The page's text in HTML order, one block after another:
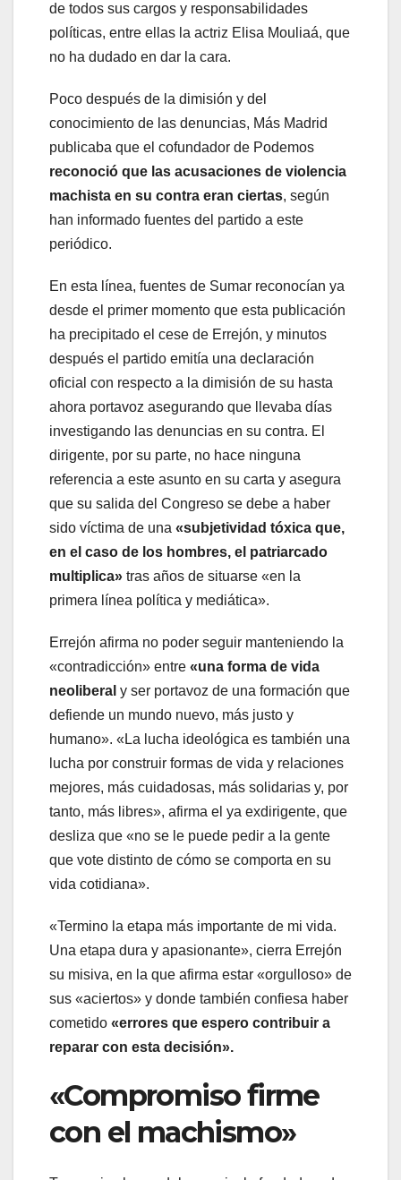
de todos sus cargos y responsabilidades
políticas, entre ellas la actriz Elisa Mouliaá, que
no ha dudado en dar la cara.
Poco después de la dimisión y del
conocimiento de las denuncias, Más Madrid
publicaba que el cofundador de Podemos
reconoció que las acusaciones de violencia
machista en su contra eran ciertas, según
han informado fuentes del partido a este
periódico.
En esta línea, fuentes de Sumar reconocían ya
desde el primer momento que esta publicación
ha precipitado el cese de Errejón, y minutos
después el partido emitía una declaración
oficial con respecto a la dimisión de su hasta
ahora portavoz asegurando que llevaba días
investigando las denuncias en su contra. El
dirigente, por su parte, no hace ninguna
referencia a este asunto en su carta y asegura
que su salida del Congreso se debe a haber
sido víctima de una «subjetividad tóxica que,
en el caso de los hombres, el patriarcado
multiplica» tras años de situarse «en la
primera línea política y mediática».
Errejón afirma no poder seguir manteniendo la
«contradicción» entre «una forma de vida
neoliberal y ser portavoz de una formación que
defiende un mundo nuevo, más justo y
humano». «La lucha ideológica es también una
lucha por construir formas de vida y relaciones
mejores, más cuidadosas, más solidarias y, por
tanto, más libres», afirma el ya exdirigente, que
desliza que «no se le puede pedir a la gente
que vote distinto de cómo se comporta en su
vida cotidiana».
«Termino la etapa más importante de mi vida.
Una etapa dura y apasionante», cierra Errejón
su misiva, en la que afirma estar «orgulloso» de
sus «aciertos» y donde también confiesa haber
cometido «errores que espero contribuir a
reparar con esta decisión».
«Compromiso firme
con el machismo»